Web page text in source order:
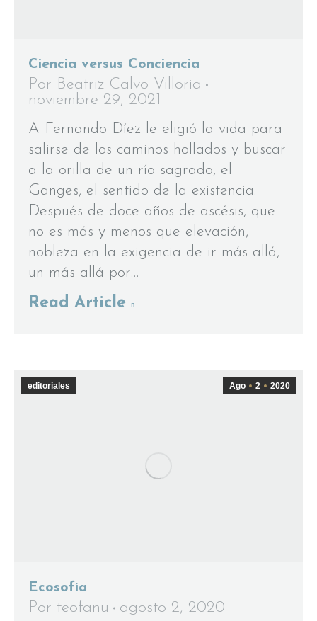
Ciencia versus Conciencia
Por Beatriz Calvo Villoria
noviembre 29, 2021
A Fernando Díez le eligió la vida para
salirse de los caminos hollados y buscar
a la orilla de un río sagrado, el
Ganges, el sentido de la existencia.
Después de doce años de ascésis, que
no es más y menos que elevación,
nobleza en la exigencia de ir más allá,
un más allá por…
Read Article
Ago 2 2020
editoriales
Ecosofía
Por teofanu agosto 2, 2020